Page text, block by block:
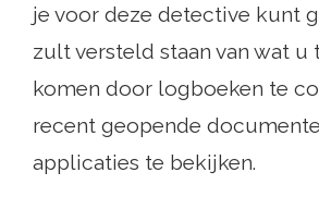
je voor deze detective kunt
zult versteld staan ​​van wat u
komen door logboeken te
recent geopende
applicaties te bekijken.